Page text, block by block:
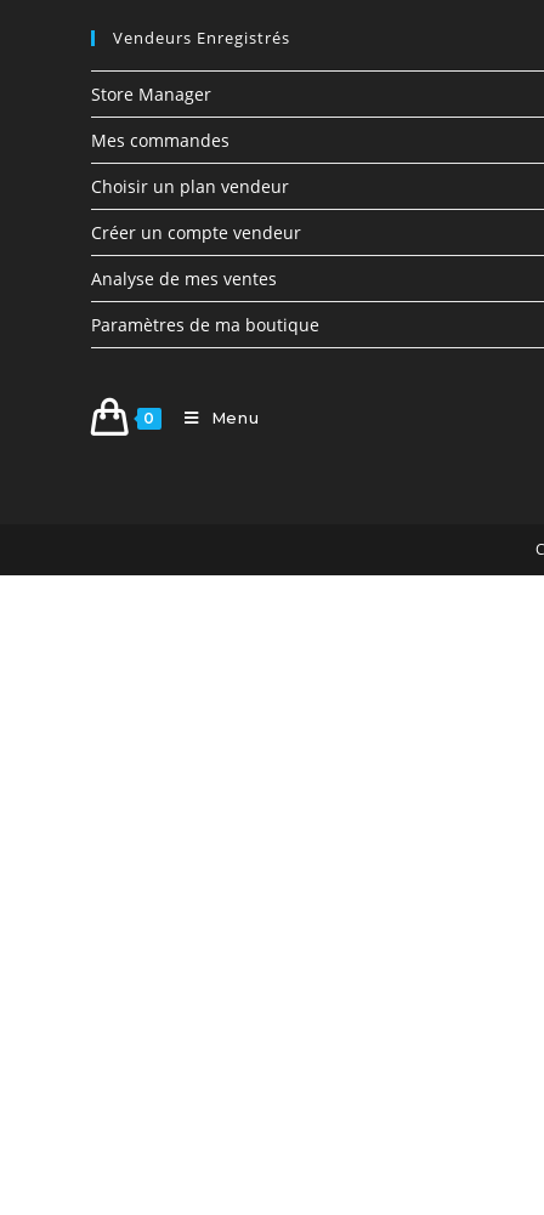
Vendeurs Enregistrés
Store Manager
Mes commandes
Choisir un plan vendeur
Créer un compte vendeur
Analyse de mes ventes
Paramètres de ma boutique
0 Menu